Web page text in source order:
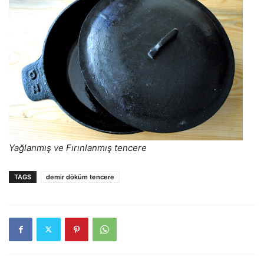
Yağlanmış ve Fırınlanmış tencere
TAGS demir döküm tencere